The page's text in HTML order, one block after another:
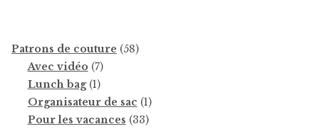
Patrons de couture 5858
Avec vidéo 77
produits
Lunch bag 11
produit
Organisateur de sac 11
produit
Pour les vacances 3333